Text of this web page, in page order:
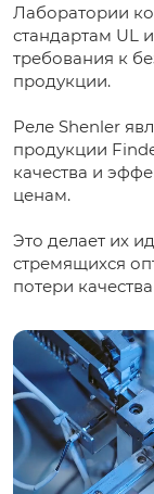
Лаборатории
стандартам UL
требования к
продукции.
Реле Shenler
продукции
качества и
ценам.
Это делает их
стремящихся
потери качества